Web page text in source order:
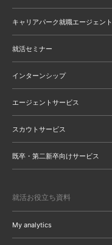
キャリアパーク就職エージェント
就活セミナー
インターンシップ
エージェントサービス
スカウトサービス
既卒・第二新卒向けサービス
就活お役立ち資料
My analytics